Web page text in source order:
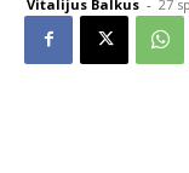
Vitalijus Balkus - 27